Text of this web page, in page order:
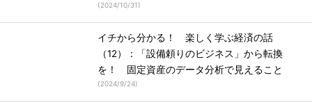
(2024/10/31)
イチから分かる！ 楽しく学ぶ経済の話
（12）：「設備頼りのビジネス」から転換
を！ 固定資産のデータ分析で見えること
(2024/9/24)